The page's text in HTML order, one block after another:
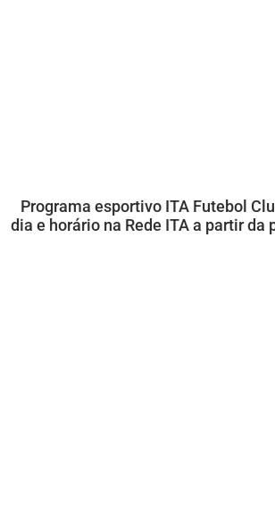
Programa esportivo ITA Futebol
dia e horário na Rede ITA a partir da